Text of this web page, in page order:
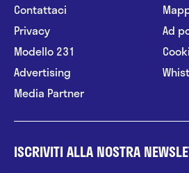
Contattaci
Privacy
Modello 231
Advertising
Media Partner
Ad
ISCRIVITI ALLA NOSTRA